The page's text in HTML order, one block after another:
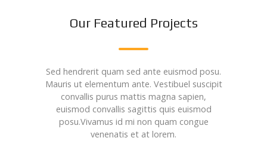
Our Featured Projects
Sed hendrerit quam sed ante euismod posu.
Mauris ut elementum ante. Vestibuel suscipit
convallis purus mattis magna sapien,
euismod convallis sagittis quis euismod
posu.Vivamus id mi non quam congue
venenatis et at lorem.